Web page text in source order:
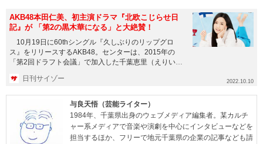
AKB48本田仁美、初主演ドラマ『北欧こじらせ日
記』が 「第2の黒木華になる」と大絶賛！
10月19日に60thシングル『久しぶりのリップグロ
ス』をリリースするAKB48。センターは、2015年の
「第2回ドラフト会議」で加入した千葉恵里（えりい）
日刊サイゾー 2022.10.10
与良天悟（芸能ライター）
1984年、千葉県出身のウェブメディア編集者。某カルチ
ャー系メディアで音楽や演劇を中心にインタビューなどを
担当するほか、フリーで地元千葉県の企業の記事なども請